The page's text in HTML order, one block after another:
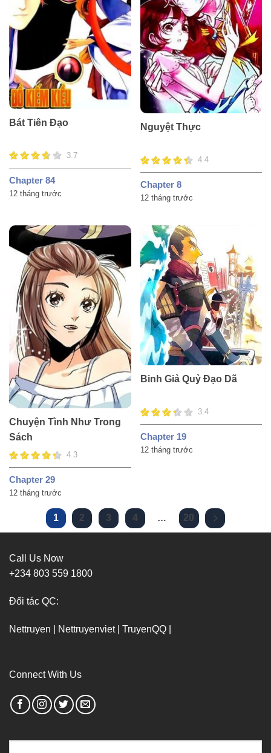
Bát Tiên Đạo
3.7
Chapter 84
12 tháng trước
Nguyệt Thực
4.4
Chapter 8
12 tháng trước
Chuyện Tình Như Trong
Sách
4.3
Chapter 29
12 tháng trước
Binh Giả Quỷ Đạo Dã
3.4
Chapter 19
12 tháng trước
1 2 3 4 … 20
Call Us Now
+234 803 559 1800
Đối tác QC:
Nettruyen Nettruyenviet| TruyenQQ
Connect With Us